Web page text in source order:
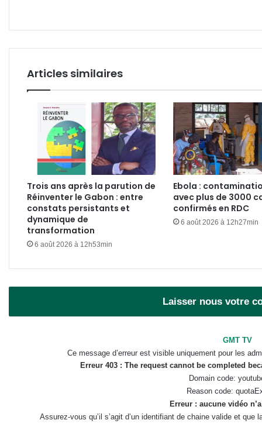
Articles similaires
Trois ans après la parution de
Réinventer le Gabon : entre
constats persistants et
dynamique de
transformation
6 août 2026 à 12h53min
Ebola :
avec plus de 3000
confirmés en RDC
6 août 2026 à 12h27min
Laisser nous votre
GMT TV
Ce message d’erreur est visible uniquement pour les
Erreur 403 : The request cannot be completed
Domain code:
Reason code:
Erreur : aucune vidéo
Assurez-vous qu’il s’agit d’un identifiant de chaine valide et